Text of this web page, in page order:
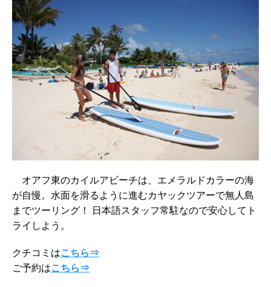
オアフ東のカイルアビーチは、エメラルドカラーの海
が自慢。水面を滑るように進むカヤックツアーで無人島
までツーリング！ 日本語スタッフ常駐なので安心してト
ライしよう。
クチコミはこちら⇒
ご予約はこちら⇒